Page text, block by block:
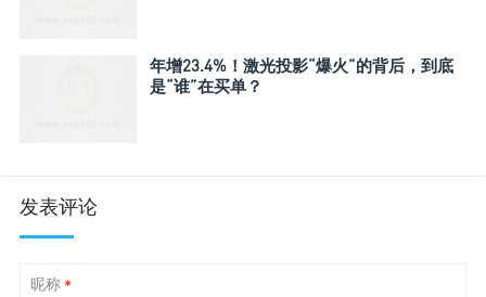
年增23.4%！激光投影“爆火”的背后，到底
是“谁”在买单？
发表评论
昵称 *